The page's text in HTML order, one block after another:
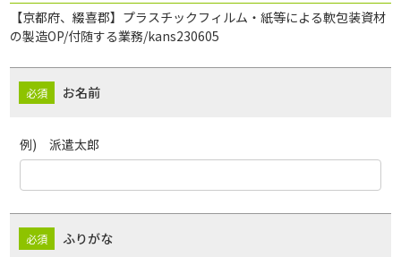
【京都府、綴喜郡】プラスチックフィルム・紙等による軟包装資材
の製造OP/付随する業務/kans230605
お名前
例) 派遣太郎
ふりがな